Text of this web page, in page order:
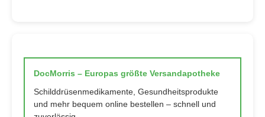
DocMorris – Europas größte Versandapotheke
Schilddrüsenmedikamente, Gesundheitsprodukte
und mehr bequem online bestellen – schnell und